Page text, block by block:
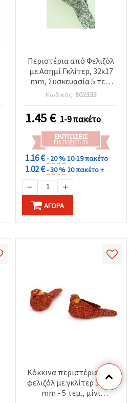
Περιστέρια από Φελιζόλ
με Ασημί Γκλίτερ, 32x17
mm, Συσκευασία 5 τεμ.
για Χειροτεχνίες
Κωδικός: 802333
1.45€ 1-9 πακέτο
ΕΚΠΤΏΣΕΙΣ
ΓΙΑ ΠΟΣΌΤΗΤΑ
1.16 €- 20 %10-19 πακέτο
1.02 €- 30 % 20 πακέτο +
ΑΓΟΡΆ
Κόκκινα περιστέρια από
φελιζόλ με γκλίτερ 32x17
mm - 5 τεμ., μίνι